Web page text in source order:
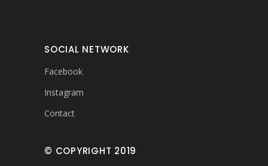
SOCIAL NETWORK
Facebook
Instagram
Contact
© COPYRIGHT 2019